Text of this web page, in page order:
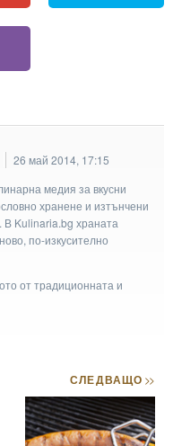
26 май 2014, 17:15
медия за вкусни
хранене и изтънчени
В Kulinaria.bg храната
по-изкусително
от традиционната и
СЛЕДВАЩО>>